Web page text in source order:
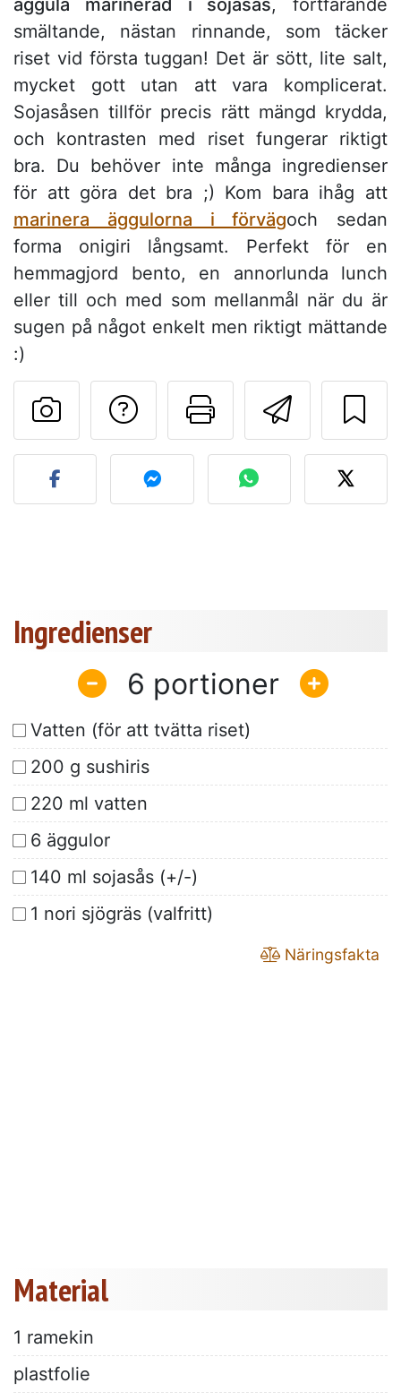
äggula marinerad i sojasås, fortfarande
smältande, nästan rinnande, som täcker
riset vid första tuggan! Det är sött, lite salt,
mycket gott utan att vara komplicerat.
Sojasåsen tillför precis rätt mängd krydda,
och kontrasten med riset fungerar riktigt
bra. Du behöver inte många ingredienser
för att göra det bra ;) Kom bara ihåg att
marinera äggulorna i förvägoch sedan
forma onigiri långsamt. Perfekt för en
hemmagjord bento, en annorlunda lunch
eller till och med som mellanmål när du är
sugen på något enkelt men riktigt mättande
:)
Skriv ut
Ställa en fråga till
Lägg upp ditt foto av
Ingredienser
6
Vatten (för att tvätta riset)
200 g sushiris
220 ml vatten
6 äggulor
140 ml sojasås (+/-)
1 nori sjögräs (valfritt)
Näringsfakta
Material
1 ramekin
plastfolie